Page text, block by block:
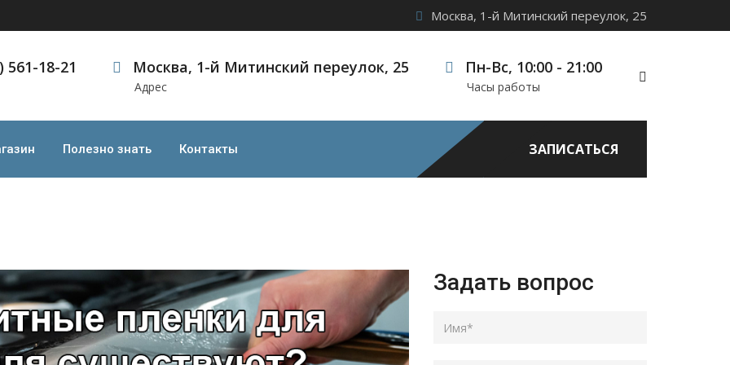
Москва, 1-й Митинский переулок, 25
561-18-21 Москва, 1-й Митинский переулок, 25
Адрес
Пн-Вс, 10:00 - 21:00
Часы работы
Полезно знать Контакты ЗАПИСАТЬСЯ
для авто существуют
Задать вопрос